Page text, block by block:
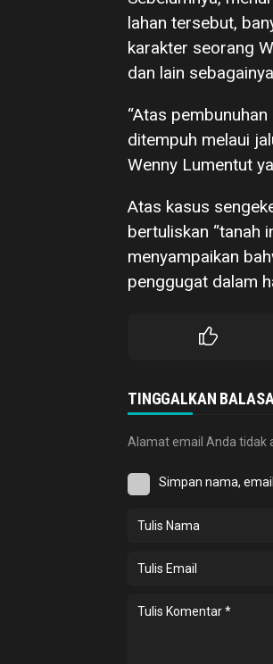
lahan tersebut,
karakter seorang
dan lain
“Atas
ditempuh melaui
Wenny Lumentut
Atas kasus
bertuliskan “tanah
menyampaikan
penggugat dalam
TINGGALKAN
Alamat email Anda tidak
Simpan nama,